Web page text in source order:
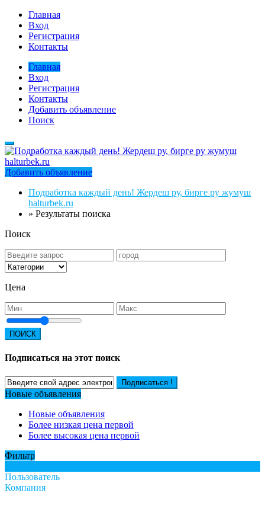
Главная
Вход
Регистрация
Контакты
Главная
Вход
Регистрация
Контакты
Добавить объявление
Поиск
Добавить объявление
Подработка каждый день! Жердеш ру, бирге ру жумуш
halturbek.ru
» Результаты поиска
Поиск
Цена
ПОИСК
Подписаться на этот поиск
Подписаться !
Новые объявления
Новые объявления
Более низкая цена первой
Более высокая цена первой
Фильтр
Пользователь
Компания